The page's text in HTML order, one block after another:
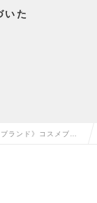
いた
ランド》コスメブラ
マーケティング全般